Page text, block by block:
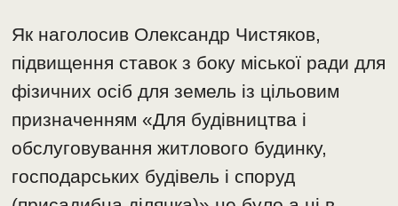
Як наголосив Олександр Чистяков,
підвищення ставок з боку міської ради для
фізичних осіб для земель із цільовим
призначенням «Для будівництва і
обслуговування житлового будинку,
господарських будівель і споруд